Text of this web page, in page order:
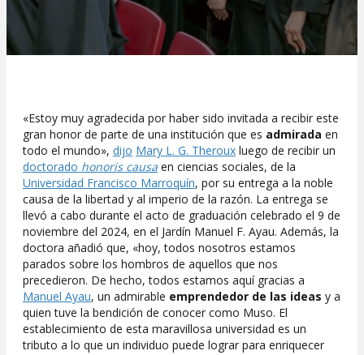
«Estoy muy agradecida por haber sido invitada a recibir este
gran honor de parte de una institución que es admirada en
todo el mundo», dijo Mary L. G. Theroux luego de recibir un
doctorado honoris causa en ciencias sociales, de la
Universidad Francisco Marroquín, por su entrega a la noble
causa de la libertad y al imperio de la razón. La entrega se
llevó a cabo durante el acto de graduación celebrado el 9 de
noviembre del 2024, en el Jardín Manuel F. Ayau. Además, la
doctora añadió que, «hoy, todos nosotros estamos
parados sobre los hombros de aquellos que nos
precedieron. De hecho, todos estamos aquí gracias a
Manuel Ayau, un admirable emprendedor de las ideas y a
quien tuve la bendición de conocer como Muso. El
establecimiento de esta maravillosa universidad es un
tributo a lo que un individuo puede lograr para enriquecer